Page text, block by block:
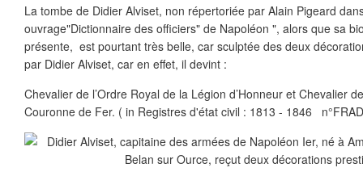
La tombe de Didier Alviset, non répertoriée par Alain Pigeard
ouvrage"Dictionnaire des officiers" de Napoléon ", alors que sa
présente, est pourtant très belle, car sculptée des deux
par Didier Alviset, car en effet, il devint :
Chevalier de l’Ordre Royal de la Légion d’Honneur et Chevalier
Couronne de Fer. ( in Registres d'état civil : 1813 - 1846 n°